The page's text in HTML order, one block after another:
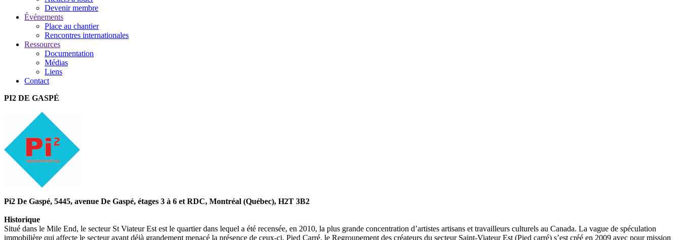
Devenir membre
Événements
Place au chantier
Rencontres internationales
Ressources
Documentation
Médias
Liens
Contact
PI2 DE GASPÉ
Pi2 De Gaspé, 5445, avenue De Gaspé, étages 3 à 6 et RDC, Montréal (Québec), H2T 3B2
Historique
Situé dans le Mile End, le secteur St Viateur Est est le quartier dans lequel a été recensée, en 2010, la plus grande concentration d’artistes artisans et travailleurs culturels au Canada. La vague de spéculation
immobilière qui affecte le secteur ayant déjà grandement menacé la présence de ceux-ci, Pied Carré, le Regroupement des créateurs du secteur Saint-Viateur Est (Pied carré) s’est créé en 2009 avec pour mission